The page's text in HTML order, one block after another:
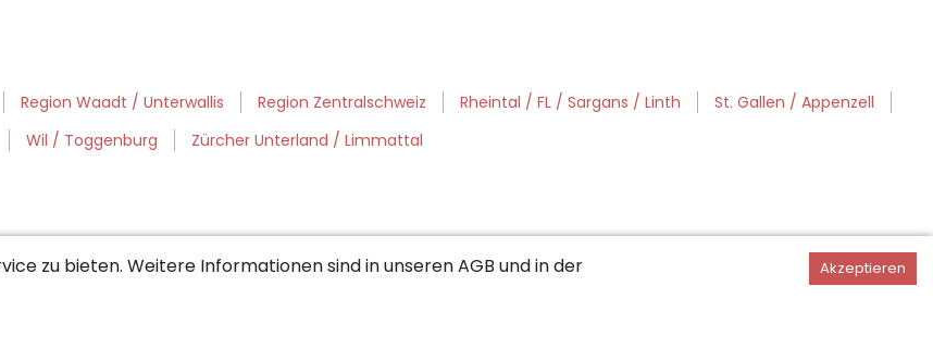
Region Waadt / Unterwallis Region Zentralschweiz Rheintal / FL / Sargans / Linth
St. Gallen / Appenzell
Wil / Toggenburg Zürcher Unterland / Limmattal
zu bieten. Weitere Informationen sind in unserenAGB und in der
Akzeptieren